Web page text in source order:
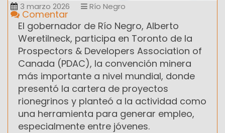
3 marzo 2026 Río Negro
Comentar
El gobernador de Río Negro, Alberto
Weretilneck, participa en Toronto de la
Prospectors & Developers Association of
Canada (PDAC), la convención minera
más importante a nivel mundial, donde
presentó la cartera de proyectos
rionegrinos y planteó a la actividad como
una herramienta para generar empleo,
especialmente entre jóvenes.